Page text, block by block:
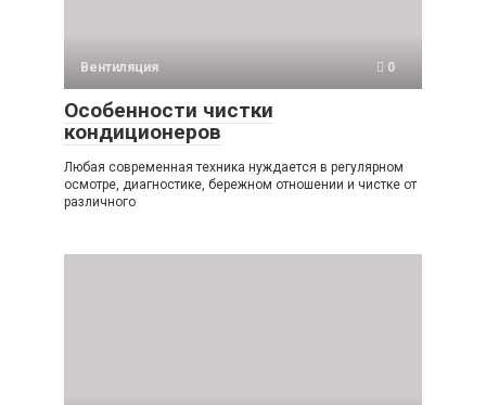
Вентиляция 0
Особенности чистки
кондиционеров
Любая современная техника нуждается в регулярном
осмотре, диагностике, бережном отношении и чистке от
различного